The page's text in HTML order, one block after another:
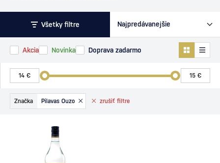
Všetky filtre
Akcia Novinka Doprava zadarmo
zrušiť filtre
Značka Pilavas Ouzo